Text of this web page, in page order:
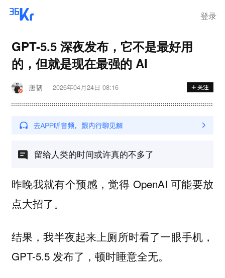
登录
GPT-5.5 深夜发布，它不是最好用
的，但就是现在最强的 AI
唐韧 2026年04月24日 08:16
留给人类的时间或许真的不多了
昨晚我就有个预感，觉得 OpenAI 可能要放
点大招了。
结果，我半夜起来上厕所时看了一眼手机，
GPT-5.5 发布了，顿时睡意全无。